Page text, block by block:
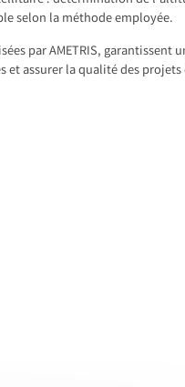
selon la méthode employée.
par AMETRIS,
et assurer la qualité des